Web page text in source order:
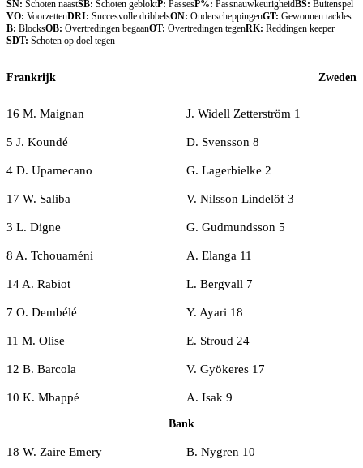
SN: Schoten naastSB: Schoten gebloktP: PassesP%: PassnauwkeurigheidBS: Buitenspel
VO: VoorzettenDRI: Succesvolle dribbelsON: OnderscheppingenGT: Gewonnen tackles
B: BlocksOB: Overtredingen begaanOT: Overtredingen tegenRK: Reddingen keeper
SDT: Schoten op doel tegen
Frankrijk Zweden
16 M. Maignan J. Widell Zetterström 1
5 J. Koundé D. Svensson 8
4 D. Upamecano G. Lagerbielke 2
17 W. Saliba V. Nilsson Lindelöf 3
3 L. Digne G. Gudmundsson 5
8 A. Tchouaméni A. Elanga 11
14 A. Rabiot L. Bergvall 7
7 O. Dembélé Y. Ayari 18
11 M. Olise E. Stroud 24
12 B. Barcola V. Gyökeres 17
10 K. Mbappé A. Isak 9
Bank
18 W. Zaire Emery B. Nygren 10